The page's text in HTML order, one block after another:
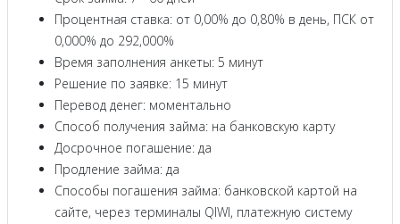
Процентная ставка: от 0,00% до 0,80% в день, ПСК от
0,000% до 292,000%
Время заполнения анкеты: 5 минут
Решение по заявке: 15 минут
Перевод денег: моментально
Способ получения займа: на банковскую карту
Досрочное погашение: да
Продление займа: да
Способы погашения займа: банковской картой на
сайте, через терминалы QIWI, платежную систему